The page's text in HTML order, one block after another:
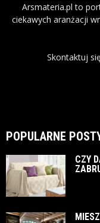
Arsmateria.pl to
ciekawych aranżacji
Skontaktuj
POPULARNE
CZY